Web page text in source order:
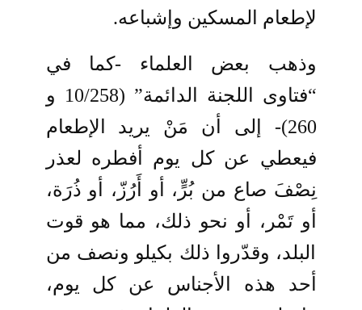
لإطعام المسكين وإشباعه.
وذهب بعض العلماء -كما في
“فتاوى اللجنة الدائمة” (10/258 و
260)- إلى أن مَنْ يريد الإطعام
فيعطي عن كل يوم أفطره لعذر
نِصْفَ صاع من بُرٍّ، أو أَرُزّ، أو ذُرَة،
أو تَمْر، أو نحو ذلك، مما هو قوت
البلد، وقدّروا ذلك بكيلو ونصف من
أحد هذه الأجناس عن كل يوم،